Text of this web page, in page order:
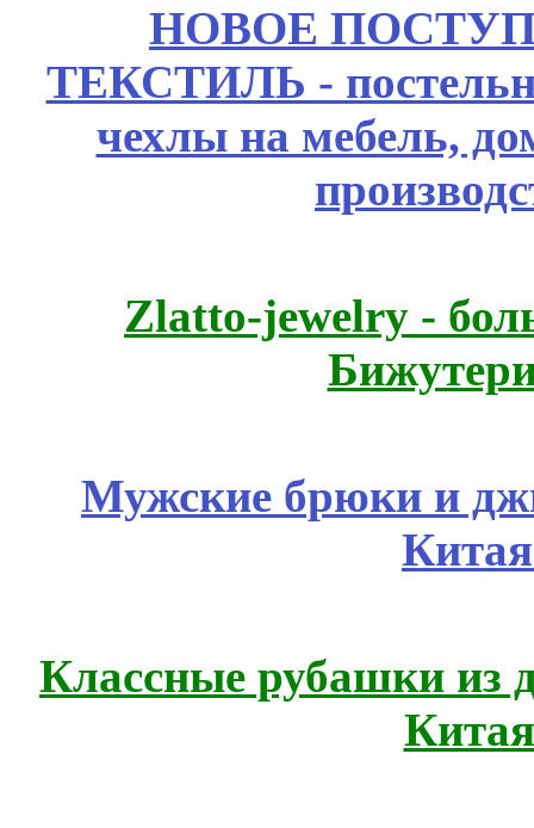
НОВОЕ
ТЕКСТИЛЬ -
чехлы на мебель,
Zlatto-jewelry -
Мужские брюки и
Классные рубашки из